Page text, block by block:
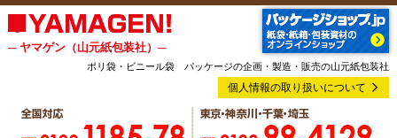
─ ヤマゲン（山元紙包装社）─
ポリ袋・ビニール袋 パッケージの企画・製造・販売の山元紙包装社
個人情報の取り扱いについて